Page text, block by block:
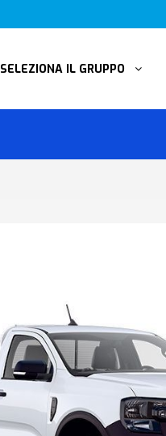
SELEZIONA IL GRUPPO